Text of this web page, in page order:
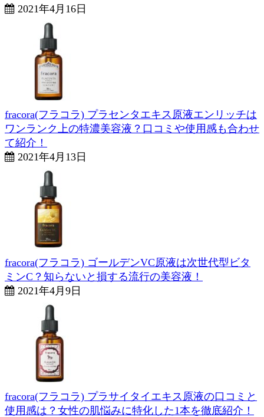
2021年4月16日
fracora(フラコラ) プラセンタエキス原液エンリッチは
ワンランク上の特濃美容液？口コミや使用感も合わせ
て紹介！
2021年4月13日
fracora(フラコラ) ゴールデンVC原液は次世代型ビタ
ミンC？知らないと損する流行の美容液！
2021年4月9日
fracora(フラコラ) プラサイタイエキス原液の口コミと
使用感は？女性の肌悩みに特化した1本を徹底紹介！